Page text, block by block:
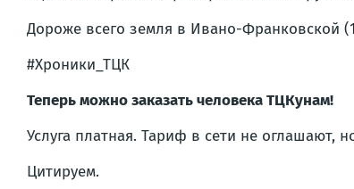
Дороже всего земля в Ивано-Франковской
#Хроники_ТЦК
Теперь можно заказать человека ТЦКунам!
Услуга платная. Тариф в сети не оглашают,
Цитируем.